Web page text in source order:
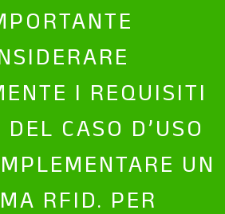
I REQUISITI
CASO D’USO
UN
RFID. PER